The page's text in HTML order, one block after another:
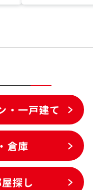
・一戸建て
倉庫
探し